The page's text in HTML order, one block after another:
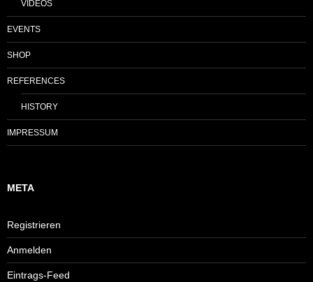
VIDEOS
EVENTS
SHOP
REFERENCES
HISTORY
IMPRESSUM
META
Registrieren
Anmelden
Eintrags-Feed